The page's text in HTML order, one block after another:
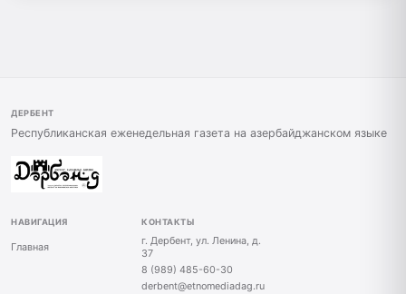
ДЕРБЕНТ
Республиканская еженедельная газета на азербайджанском языке
НАВИГАЦИЯ
Главная
КОНТАКТЫ
г. Дербент, ул. Ленина, д.
37
8 (989) 485-60-30
derbent@etnomediadag.ru